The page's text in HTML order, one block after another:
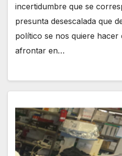
incertidumbre que se
presunta desescalada que
político se nos quiere hacer
afrontar en…